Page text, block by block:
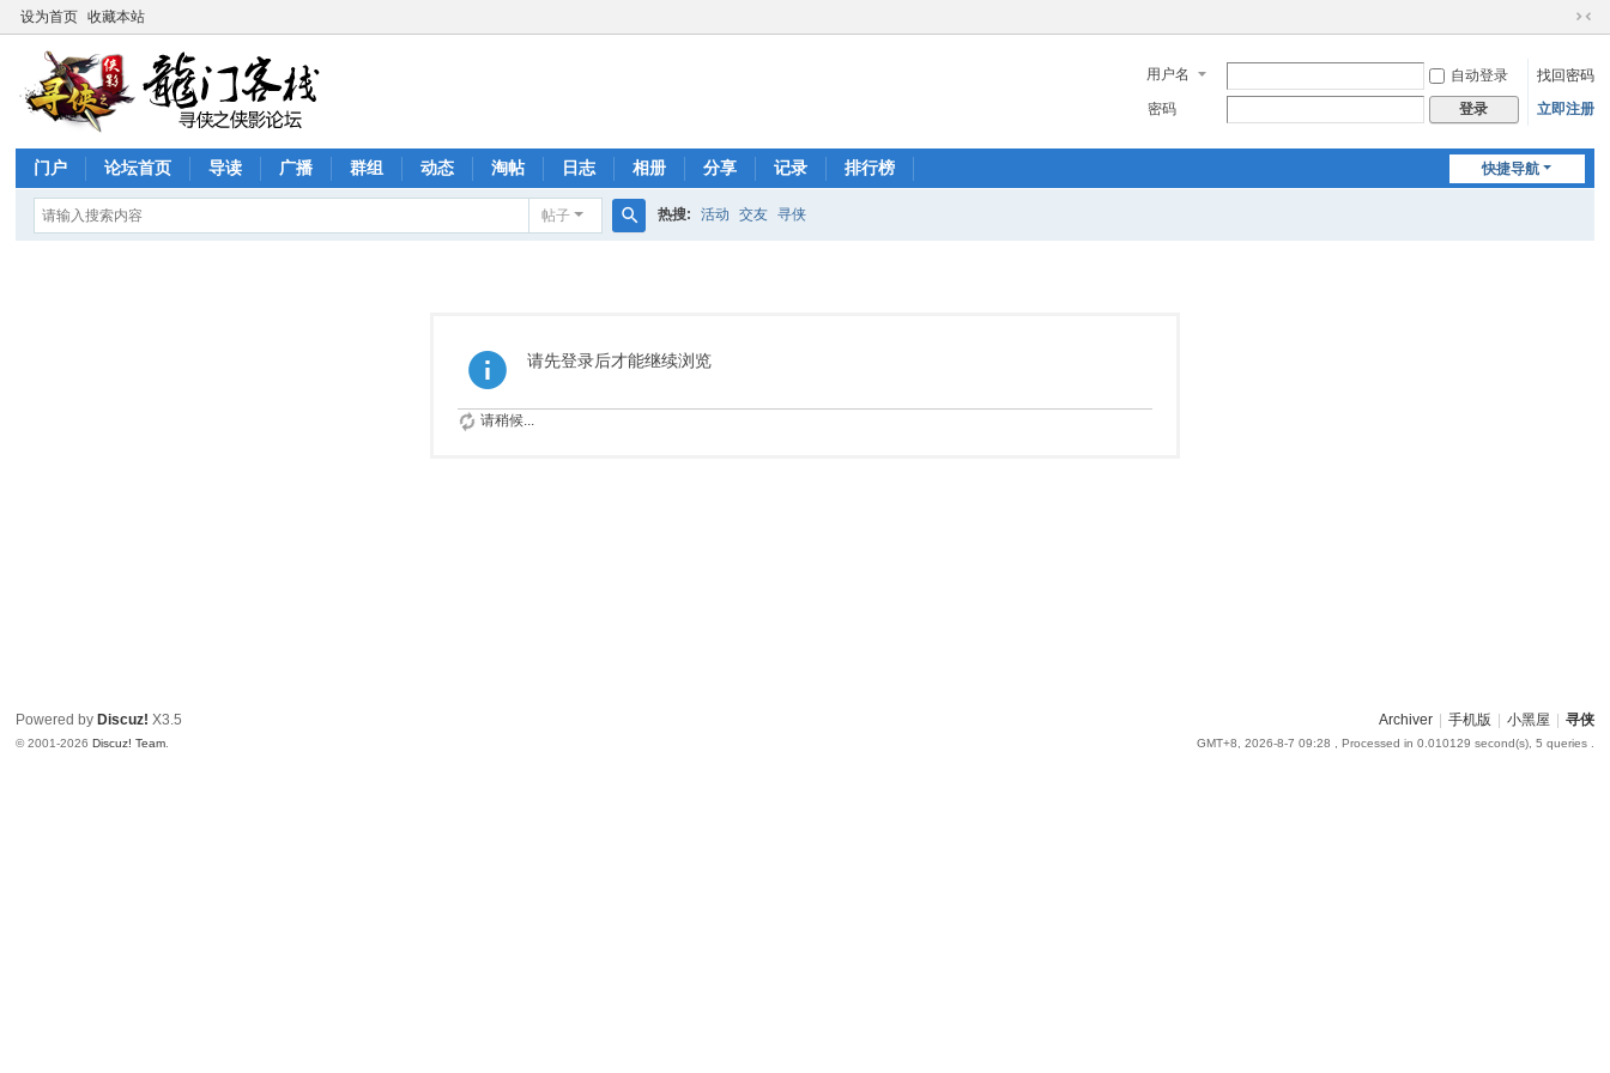
设为首页 收藏本站
切
到
窄
用户名 自动登录
找回密码
密码
登录 立即注册
快捷导航
门户 论坛首页 导读 广播 群组 动态 淘帖 日志 相册 分享 记录 排行榜
帖子 热搜: 活动 交友 寻侠
请先登录后才能继续浏览
请稍候...
Archiver 手机版 小黑屋 寻侠
GMT+8, 2026-8-7 09:28 , Processed in 0.010129 second(s), 5 queries .
Powered by Discuz! X3.5
© 2001-2026Discuz! Team